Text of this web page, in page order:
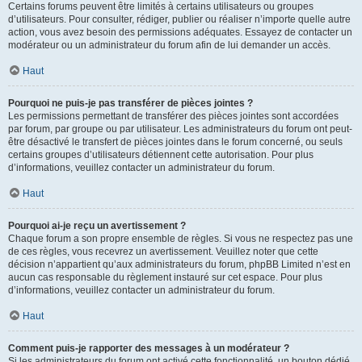
Certains forums peuvent être limités à certains utilisateurs ou groupes
d’utilisateurs. Pour consulter, rédiger, publier ou réaliser n’importe quelle autre
action, vous avez besoin des permissions adéquates. Essayez de contacter un
modérateur ou un administrateur du forum afin de lui demander un accès.
Haut
Pourquoi ne puis-je pas transférer de pièces jointes ?
Les permissions permettant de transférer des pièces jointes sont accordées
par forum, par groupe ou par utilisateur. Les administrateurs du forum ont peut-
être désactivé le transfert de pièces jointes dans le forum concerné, ou seuls
certains groupes d’utilisateurs détiennent cette autorisation. Pour plus
d’informations, veuillez contacter un administrateur du forum.
Haut
Pourquoi ai-je reçu un avertissement ?
Chaque forum a son propre ensemble de règles. Si vous ne respectez pas une
de ces règles, vous recevrez un avertissement. Veuillez noter que cette
décision n’appartient qu’aux administrateurs du forum, phpBB Limited n’est en
aucun cas responsable du règlement instauré sur cet espace. Pour plus
d’informations, veuillez contacter un administrateur du forum.
Haut
Comment puis-je rapporter des messages à un modérateur ?